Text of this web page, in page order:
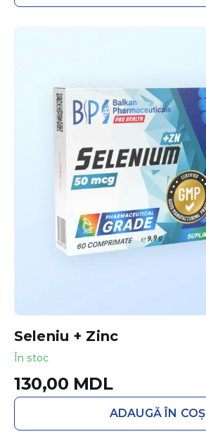
fost:
512,55 MDL.
Seleniu + Zinc
În stoc
130,00 MDL
ADAUGĂ ÎN COȘ